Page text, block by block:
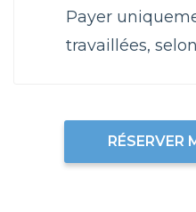
Payer
travaillées,
RÉSERVER